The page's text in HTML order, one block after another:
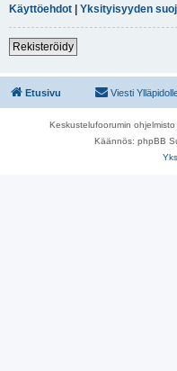
Käyttöehdot | Yksityisyyden
Rekisteröidy
Etusivu Viesti
Keskustelufoorumin ohjelmisto
Käännös: phpBB